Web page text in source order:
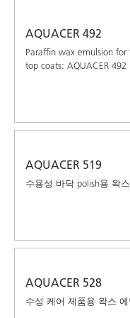
AQUACER 492
Paraffin wax emulsion
top coats: AQUACER 492
AQUACER 519
수용성 바닥 polish용 왁
AQUACER 528
수성 케어 제품용 왁스 에